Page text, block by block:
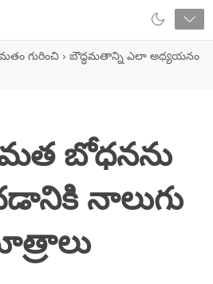
గురించి › బౌద్ధమతాన్ని ఎలా అధ్యయనం
బోధనను
నాలుగు